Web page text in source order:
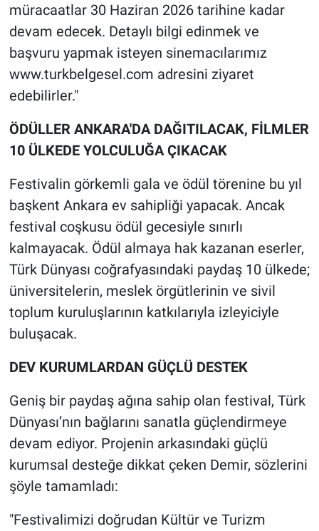
müracaatlar 30 Haziran 2026 tarihine kadar
devam edecek. Detaylı bilgi edinmek ve
başvuru yapmak isteyen sinemacılarımız
www.turkbelgesel.com adresini ziyaret
edebilirler."
​ÖDÜLLER ANKARA'DA DAĞITILACAK, FİLMLER
10 ÜLKEDE YOLCULUĞA ÇIKACAK
​Festivalin görkemli gala ve ödül törenine bu yıl
başkent Ankara ev sahipliği yapacak. Ancak
festival coşkusu ödül gecesiyle sınırlı
kalmayacak. Ödül almaya hak kazanan eserler,
Türk Dünyası coğrafyasındaki paydaş 10 ülkede;
üniversitelerin, meslek örgütlerinin ve sivil
toplum kuruluşlarının katkılarıyla izleyiciyle
buluşacak.
​DEV KURUMLARDAN GÜÇLÜ DESTEK
​Geniş bir paydaş ağına sahip olan festival, Türk
Dünyası’nın bağlarını sanatla güçlendirmeye
devam ediyor. Projenin arkasındaki güçlü
kurumsal desteğe dikkat çeken Demir, sözlerini
şöyle tamamladı:
​"Festivalimizi doğrudan Kültür ve Turizm